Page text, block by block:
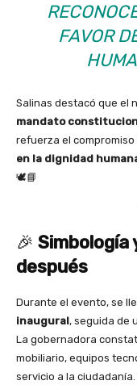
FAVOR
Salinas destacó que el
mandato
refuerza el
en la dignidad
🕊️📘
🎉 Simbología
después
Durante el evento, se
inaugural, seguida de
La gobernadora
mobiliario, equipos
servicio a la ciudadanía.